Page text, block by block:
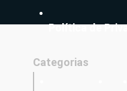
Política de
Categorias